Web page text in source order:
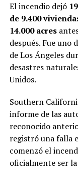
El incendio dejó
de 9.400
14.000 acres
después. Fue uno
de Los Ángeles
desastres
Unidos.
Southern
informe de las
reconocido
registró una falla
comenzó el
oficialmente ser